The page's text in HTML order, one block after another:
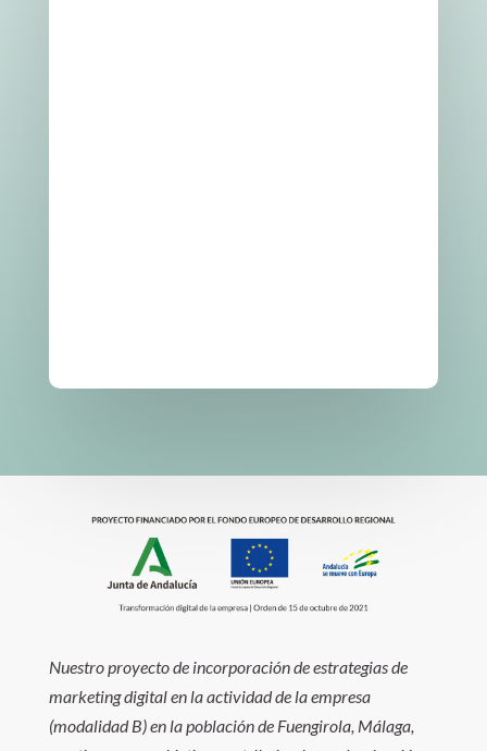
Nuestro proyecto de incorporación de estrategias de
marketing digital en la actividad de la empresa
(modalidad B) en la población de Fuengirola, Málaga,